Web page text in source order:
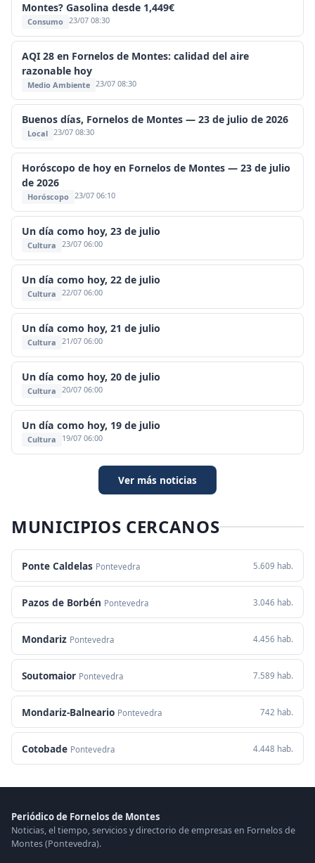
Montes? Gasolina desde 1,449€
Consumo 23/07 08:30
AQI 28 en Fornelos de Montes: calidad del aire
razonable hoy
Medio Ambiente 23/07 08:30
Buenos días, Fornelos de Montes — 23 de julio de 2026
Local 23/07 08:30
Horóscopo de hoy en Fornelos de Montes — 23 de julio
de 2026
Horóscopo 23/07 06:10
Un día como hoy, 23 de julio
Cultura 23/07 06:00
Un día como hoy, 22 de julio
Cultura 22/07 06:00
Un día como hoy, 21 de julio
Cultura 21/07 06:00
Un día como hoy, 20 de julio
Cultura 20/07 06:00
Un día como hoy, 19 de julio
Cultura 19/07 06:00
Ver más noticias
MUNICIPIOS CERCANOS
Ponte Caldelas Pontevedra 5.609 hab.
Pazos de Borbén Pontevedra 3.046 hab.
Mondariz Pontevedra 4.456 hab.
Soutomaior Pontevedra 7.589 hab.
Mondariz-Balneario Pontevedra 742 hab.
Cotobade Pontevedra 4.448 hab.
Periódico de Fornelos de Montes
Noticias, el tiempo, servicios y directorio de empresas en Fornelos de
Montes (Pontevedra).